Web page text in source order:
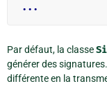
...
Par défaut, la classe
générer des
différente en la